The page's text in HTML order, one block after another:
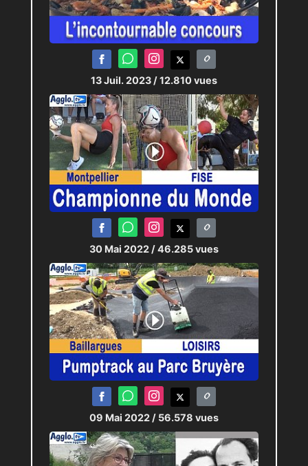
13 Juil. 2023 / 12.810 vues
30 Mai 2022 / 46.285 vues
09 Mai 2022 / 56.578 vues